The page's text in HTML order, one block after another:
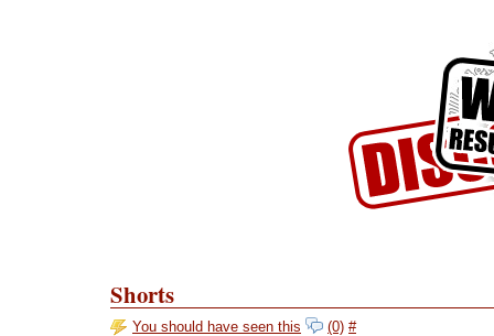
Shorts
You should have seen this (0) #